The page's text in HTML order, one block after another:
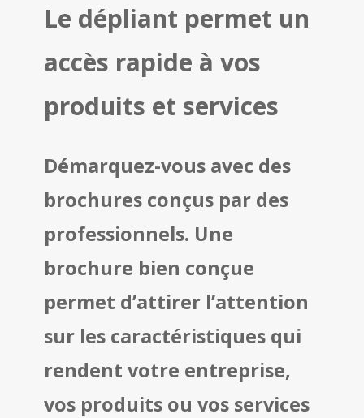
Le dépliant permet un
accès rapide à vos
produits et services
Démarquez-vous avec des
brochures conçus par des
professionnels. Une
brochure bien conçue
permet d’attirer l’attention
sur les caractéristiques qui
rendent votre entreprise,
vos produits ou vos services